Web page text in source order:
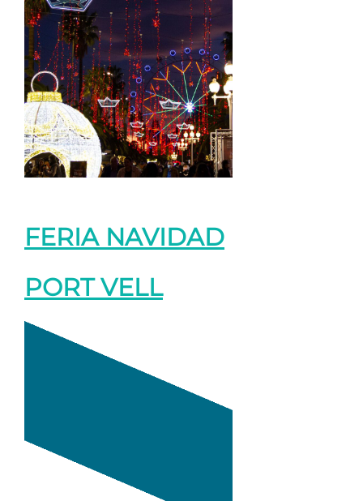
FERIA NAVIDAD
PORT VELL